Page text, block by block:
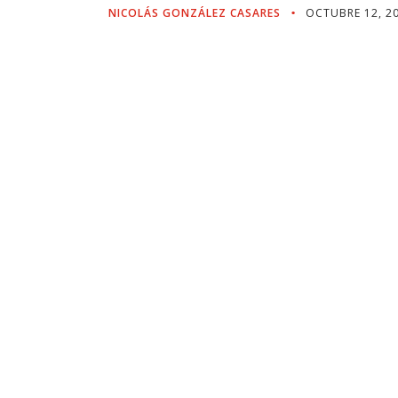
NICOLÁS GONZÁLEZ CASARES OCTUBRE 12,